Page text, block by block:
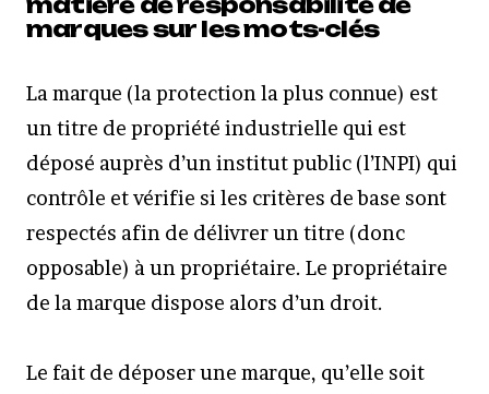
marques sur les mots-clés
La marque (la protection la plus connue) est
un titre de propriété industrielle qui est
déposé auprès d’un institut public (l’INPI) qui
contrôle et vérifie si les critères de base sont
respectés afin de délivrer un titre (donc
opposable) à un propriétaire. Le propriétaire
de la marque dispose alors d’un droit.
Le fait de déposer une marque, qu’elle soit